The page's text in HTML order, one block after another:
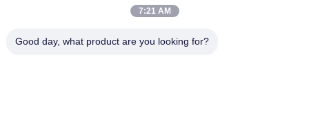
Guangdong Jinhonghai New Material
7:21 AM
Good day, what product are you looking for?